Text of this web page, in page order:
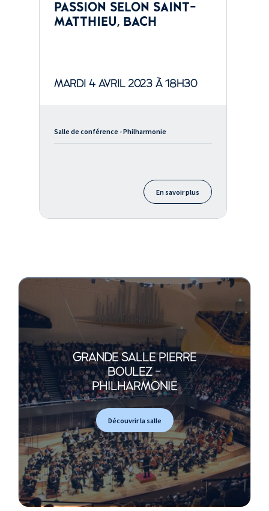
PASSION SELON SAINT-
MATTHIEU, BACH
MARDI 4 AVRIL 2023 À 18H30
Salle de conférence - Philharmonie
En savoir plus
GRANDE SALLE PIERRE
BOULEZ -
PHILHARMONIE
Découvrir la salle